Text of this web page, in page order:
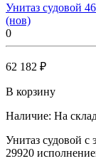
Унитаз судовой
(нов)
0
62 182 ₽
В корзину
Наличие: На
Унитаз судовой с
29920